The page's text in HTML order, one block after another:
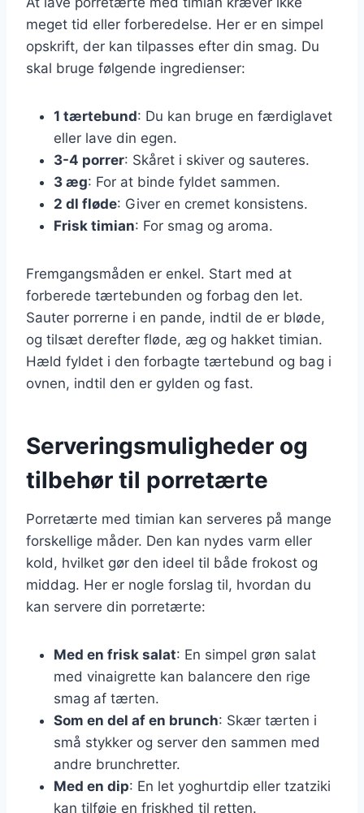
meget tid eller forberedelse. Her er en simpel
opskrift, der kan tilpasses efter din smag. Du
skal bruge følgende ingredienser:
1 tærtebund: Du kan bruge en færdiglavet
eller lave din egen.
3-4 porrer: Skåret i skiver og sauteres.
3 æg: For at binde fyldet sammen.
2 dl fløde: Giver en cremet konsistens.
Frisk timian: For smag og aroma.
Fremgangsmåden er enkel. Start med at
forberede tærtebunden og forbag den let.
Sauter porrerne i en pande, indtil de er bløde,
og tilsæt derefter fløde, æg og hakket timian.
Hæld fyldet i den forbagte tærtebund og bag i
ovnen, indtil den er gylden og fast.
Serveringsmuligheder og
tilbehør til porretærte
Porretærte med timian kan serveres på mange
forskellige måder. Den kan nydes varm eller
kold, hvilket gør den ideel til både frokost og
middag. Her er nogle forslag til, hvordan du
kan servere din porretærte:
Med en frisk salat: En simpel grøn salat
med vinaigrette kan balancere den rige
smag af tærten.
Som en del af en brunch: Skær tærten i
små stykker og server den sammen med
andre brunchretter.
Med en dip: En let yoghurtdip eller tzatziki
kan tilføje en friskhed til retten.